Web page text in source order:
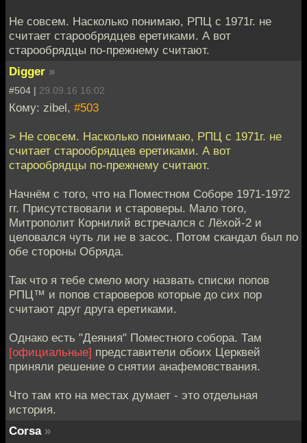
Не совсем. Насколько понимаю, РПЦ с 1971г. не
считает старообрядцев еретиками. А вот
старообрядцы по-прежнему считают.
Digger »
#504 | 29.09.16 16:02
Кому: zibel, #503
> Не совсем. Насколько понимаю, РПЦ с 1971г. не
считает старообрядцев еретиками. А вот
старообрядцы по-прежнему считают.
Начнём с того, что на Поместном Соборе 1971-1972
гг. Присутствовали и староверы. Мало того,
Митрополит Корнилий встречался с Лёхой-2 и
целовался чуть ли не в засос. Потом скандал был по
обе стороны Обряда.
Так что я тебе смело могу назвать списки попов
РПЦ™ и попов староверов которые до сих пор
считают друг друга еретиками.
Однако есть "Деяния" Поместного собора. Там
[официальные] представители обоих Церквей
приняли решение о снятии анафемовствания.
Что там кто на местах думает - это отдельная
история.
Corsa »